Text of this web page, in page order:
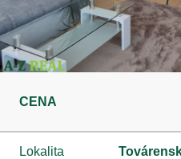
CENA
Lokalita